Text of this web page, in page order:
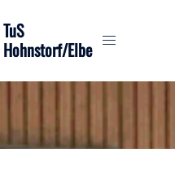
TuS
Hohnstorf/Elbe